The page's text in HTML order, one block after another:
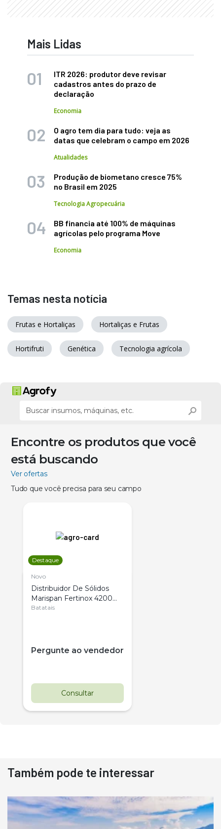
Mais Lidas
ITR 2026: produtor deve revisar
cadastros antes do prazo de
declaração
Economia
O agro tem dia para tudo: veja as
datas que celebram o campo em 2026
Atualidades
Produção de biometano cresce 75%
no Brasil em 2025
Tecnologia Agropecuária
BB financia até 100% de máquinas
agrícolas pelo programa Move
Economia
Temas nesta notícia
Frutas e Hortaliças Hortaliças e Frutas
Hortifruti Genética Tecnologia agrícola
Encontre os produtos que você
está buscando
Ver ofertas
Tudo que você precisa para seu campo
Destaque
Novo
Distribuidor De Sólidos
Marispan Fertinox 4200
Citrus
Batatais
Pergunte ao vendedor
Consultar
Destaque
Usado
Pá Carregadeira Cat 966
Ano 1987
Também pode te interessar